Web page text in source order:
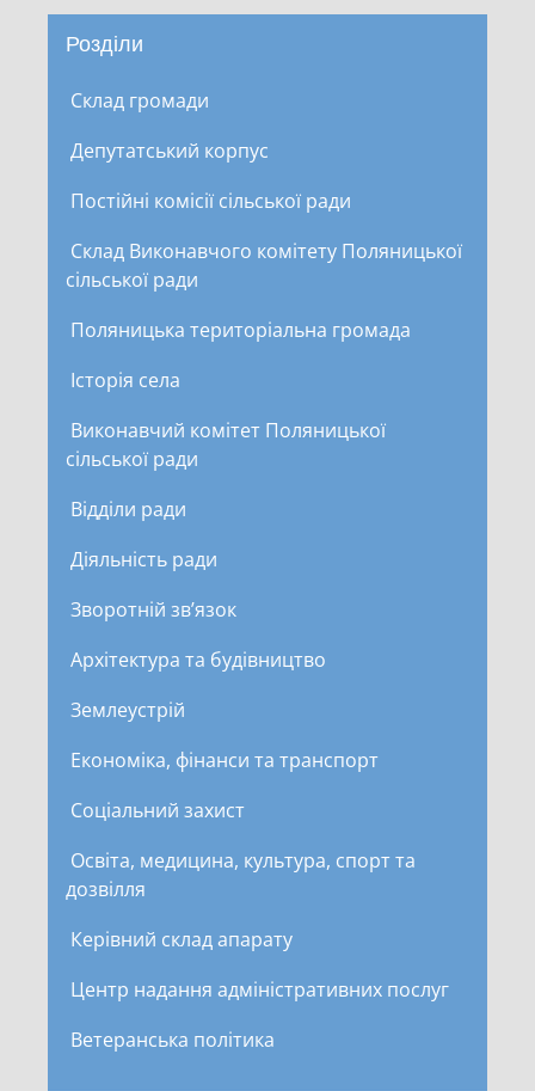
Розділи
Склад громади
Депутатський корпус
Постійні комісії сільської ради
Склад Виконавчого комітету Поляницької
сільської ради
Поляницька територіальна громада
Історія села
Виконавчий комітет Поляницької
сільської ради
Відділи ради
Діяльність ради
Зворотній зв’язок
Архітектура та будівництво
Землеустрій
Економіка, фінанси та транспорт
Соціальний захист
Освіта, медицина, культура, спорт та
дозвілля
Керівний склад апарату
Центр надання адміністративних послуг
Ветеранська політика